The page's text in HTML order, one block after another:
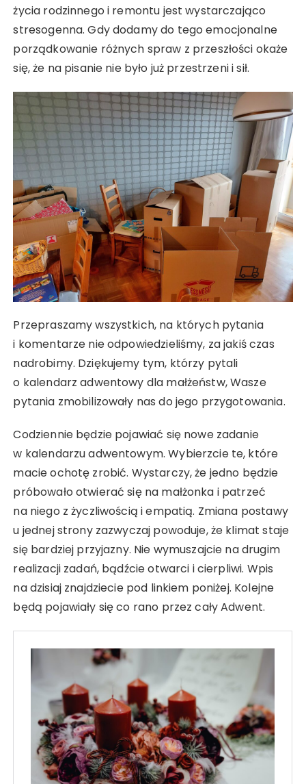
życia rodzinnego i remontu jest wystarczająco
stresogenna. Gdy dodamy do tego emocjonalne
porządkowanie różnych spraw z przeszłości okaże
się, że na pisanie nie było już przestrzeni i sił.
Przepraszamy wszystkich, na których pytania
i komentarze nie odpowiedzieliśmy, za jakiś czas
nadrobimy. Dziękujemy tym, którzy pytali
o kalendarz adwentowy dla małżeństw, Wasze
pytania zmobilizowały nas do jego przygotowania.
Codziennie będzie pojawiać się nowe zadanie
w kalendarzu adwentowym. Wybierzcie te, które
macie ochotę zrobić. Wystarczy, że jedno będzie
próbowało otwierać się na małżonka i patrzeć
na niego z życzliwością i empatią. Zmiana postawy
u jednej strony zazwyczaj powoduje, że klimat staje
się bardziej przyjazny. Nie wymuszajcie na drugim
realizacji zadań, bądźcie otwarci i cierpliwi. Wpis
na dzisiaj znajdziecie pod linkiem poniżej. Kolejne
będą pojawiały się co rano przez cały Adwent.